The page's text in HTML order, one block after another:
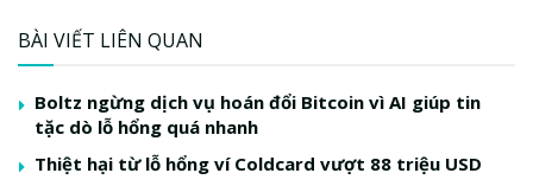
BÀI VIẾT LIÊN QUAN
Boltz ngừng dịch vụ hoán đổi Bitcoin vì AI giúp tin
tặc dò lỗ hổng quá nhanh
Thiệt hại từ lỗ hổng ví Coldcard vượt 88 triệu USD